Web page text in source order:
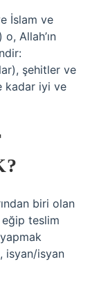
İslam ve
Allah’ın
şehitler ve
kadar iyi ve
biri olan
eğip teslim
isyan/isyan